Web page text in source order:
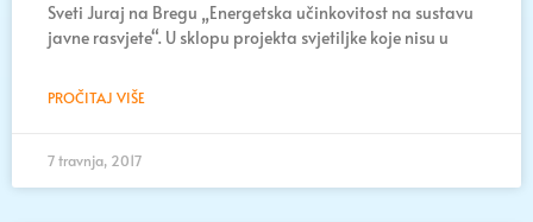
Sveti Juraj na Bregu „Energetska učinkovitost na sustavu
javne rasvjete“. U sklopu projekta svjetiljke koje nisu u
PROČITAJ VIŠE
7 travnja, 2017